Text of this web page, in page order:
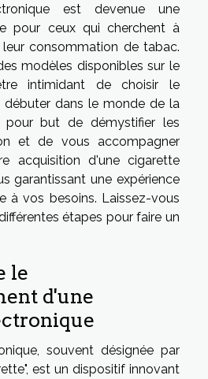
est devenue une
pour ceux qui cherchent à
consommation de tabac.
modèles disponibles sur le
intimidant de choisir le
dans le monde de la
but de démystifier les
et de vous accompagner
acquisition d'une cigarette
garantissant une expérience
à vos besoins. Laissez-vous
étapes pour faire un
le
d'une
souvent désignée par
est un dispositif innovant